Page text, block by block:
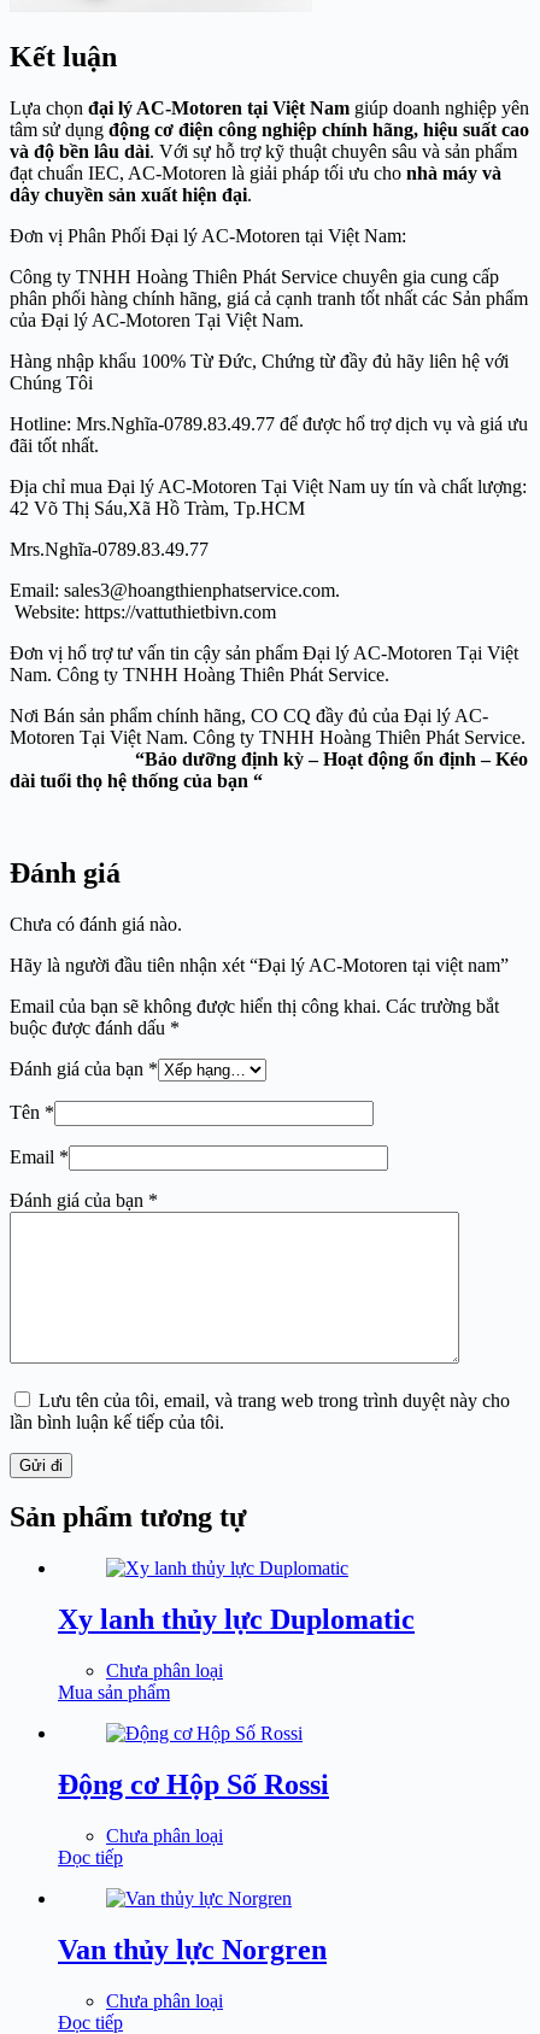
Kết luận
Lựa chọn đại lý AC-Motoren tại Việt Nam giúp doanh nghiệp yên
tâm sử dụng động cơ điện công nghiệp chính hãng, hiệu suất cao
và độ bền lâu dài. Với sự hỗ trợ kỹ thuật chuyên sâu và sản phẩm
đạt chuẩn IEC, AC-Motoren là giải pháp tối ưu cho nhà máy và
dây chuyền sản xuất hiện đại.
Đơn vị Phân Phối Đại lý AC-Motoren tại Việt Nam:
Công ty TNHH Hoàng Thiên Phát Service chuyên gia cung cấp
phân phối hàng chính hãng, giá cả cạnh tranh tốt nhất các Sản phẩm
của Đại lý AC-Motoren Tại Việt Nam.
Hàng nhập khẩu 100% Từ Đức, Chứng từ đầy đủ hãy liên hệ với
Chúng Tôi
Hotline: Mrs.Nghĩa-0789.83.49.77 để được hổ trợ dịch vụ và giá ưu
đãi tốt nhất.
Địa chỉ mua Đại lý AC-Motoren Tại Việt Nam uy tín và chất lượng:
42 Võ Thị Sáu,Xã Hồ Tràm, Tp.HCM
Mrs.Nghĩa-0789.83.49.77
Email: sales3@hoangthienphatservice.com.
Website: https://vattuthietbivn.com
Đơn vị hổ trợ tư vấn tin cậy sản phẩm Đại lý AC-Motoren Tại Việt
Nam. Công ty TNHH Hoàng Thiên Phát Service.
Nơi Bán sản phẩm chính hãng, CO CQ đầy đủ của Đại lý AC-
Motoren Tại Việt Nam. Công ty TNHH Hoàng Thiên Phát Service.
“Bảo dưỡng định kỳ – Hoạt động ổn định – Kéo
dài tuổi thọ hệ thống của bạn “
Đánh giá
Chưa có đánh giá nào.
Hãy là người đầu tiên nhận xét “Đại lý AC-Motoren tại việt nam”
Email của bạn sẽ không được hiển thị công khai. Các trường bắt
buộc được đánh dấu *
Đánh giá của bạn *
Tên *
Email *
Đánh giá của bạn *
Lưu tên của tôi, email, và trang web trong trình duyệt này cho
lần bình luận kế tiếp của tôi.
Gửi đi
Sản phẩm tương tự
Xy lanh thủy lực Duplomatic
Chưa phân loại
Mua sản phẩm
Động cơ Hộp Số Rossi
Chưa phân loại
Đọc tiếp
Van thủy lực Norgren
Chưa phân loại
Đọc tiếp